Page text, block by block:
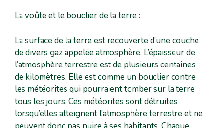
La voûte et le bouclier de la terre :
La surface de la terre est recouverte d’une couche
de divers gaz appelée atmosphère. L’épaisseur de
l’atmosphère terrestre est de plusieurs centaines
de kilomètres. Elle est comme un bouclier contre
les météorites qui pourraient tomber sur la terre
tous les jours. Ces météorites sont détruites
lorsqu’elles atteignent l’atmosphère terrestre et ne
peuvent donc pas nuire à ses habitants. Chaque